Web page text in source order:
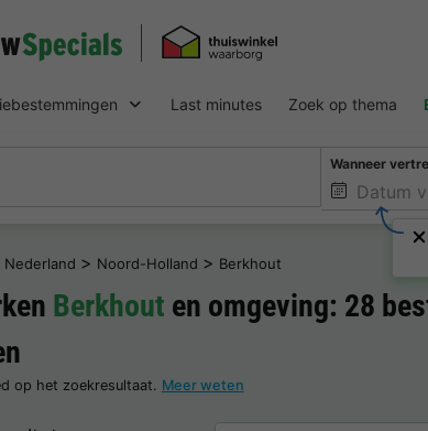
Last minutes Zoek op thema
Wanneer
Nederland > Noord-Holland > Berkhout
Berkhout en omgeving: 28
op het zoekresultaat. Meer weten